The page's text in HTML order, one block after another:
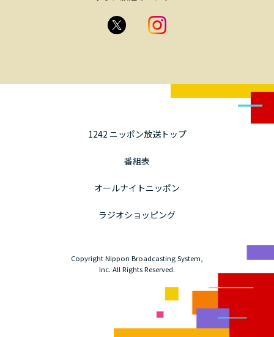
1242 ニッポン放送トップ
番組表
オールナイトニッポン
ラジオショッピング
Copyright Nippon Broadcasting System,
Inc. All Rights Reserved.